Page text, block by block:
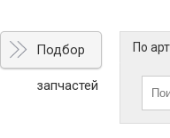
Подбор
запчастей
По